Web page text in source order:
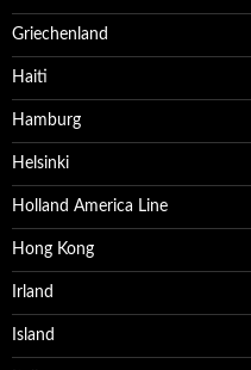
Griechenland
Haiti
Hamburg
Helsinki
Holland America Line
Hong Kong
Irland
Island